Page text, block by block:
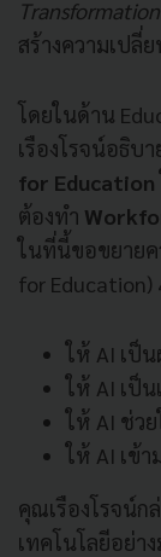
สร้างความเปลี่
โดยในด้าน
เรืองโรจน์อธิบ
for Education
ต้องทำ
ในที่นี้ขอขยายค
for Education)
ให้ AI เป็
ให้ AI เป็
ให้ AI ช่ว
ให้ AI เข้
คุณเรืองโรจน์ก
เทคโนโลยีอย่า